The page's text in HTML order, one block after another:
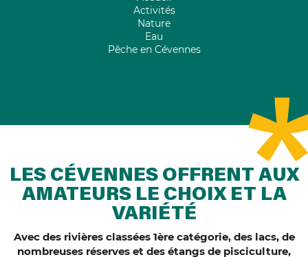
Activités
Nature
Eau
Pêche en Cévennes
LES CÉVENNES OFFRENT AUX
AMATEURS LE CHOIX ET LA
VARIÉTÉ
Avec des rivières classées 1ère catégorie, des lacs, de
nombreuses réserves et des étangs de pisciculture,